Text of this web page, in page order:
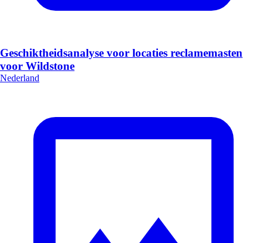
Geschiktheidsanalyse voor locaties reclamemasten
voor Wildstone
Nederland